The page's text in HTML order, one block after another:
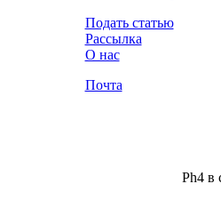
Подать статью
Рассылка
О нас
Почта
Ph4 в